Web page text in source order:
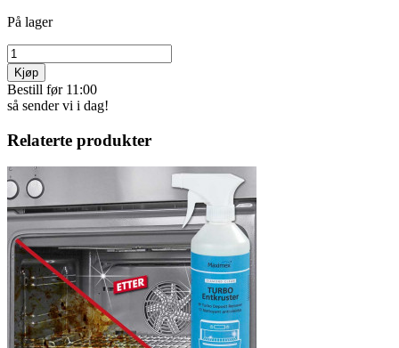
På lager
Kjøp
Bestill før 11:00
så sender vi i dag!
Relaterte produkter